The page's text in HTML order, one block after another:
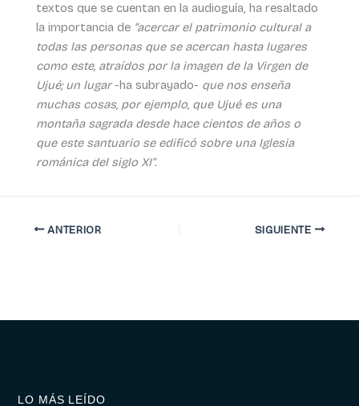
textos que se cuentan en la audioguía, ha resaltado
la importancia de “acercar el patrimonio cultural a
todas las personas que se acercan hasta lugares
como este, atraídos por la imagen de la Virgen de
Ujué; un lugar-ha subrayado- que nos enseña
muchas cosas, por ejemplo, que Ujué es una
montaña sagrada desde hace cientos de años o
que este santuario se edificó sobre una Iglesia
románica del siglo XI”.
ANTERIOR SIGUIENTE
LO MÁS LEÍDO